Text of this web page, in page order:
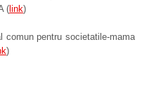
( link)
pentru societatile-mama
)